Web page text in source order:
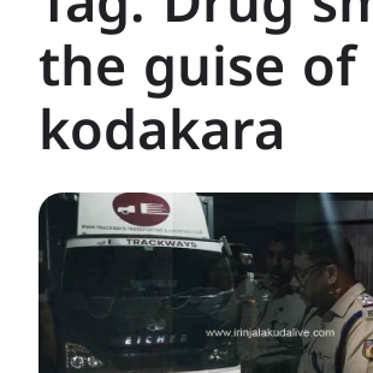
the guise of
kodakara